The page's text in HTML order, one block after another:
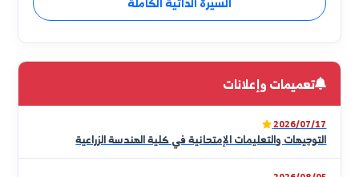
أ.د ثريا صالح العلوش النويجي
عميد الكلية
يسعدني أن أرحب بكم عبر الموقع الإلكتروني لكلية الهندسة
الزراعية، منصّة العلم والمعرفة التي تهدف إلى تخريج مهندسين
زراعيين قادرين على مواجهة التحديات وقيادة عجلة التطوير في
قطاعنا الزراعي الحيوي. تلتزم كليتنا بتقديم تعليم هندسي